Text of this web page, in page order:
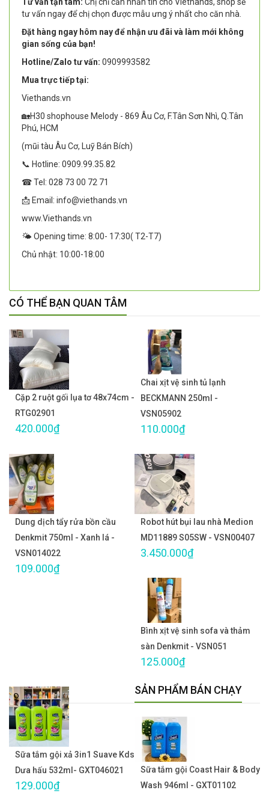
Tư vấn tận tâm: Chị chỉ cần nhắn tin cho Viethands, shop sẽ
tư vấn ngay để chị chọn được mẫu ưng ý nhất cho căn nhà.
Đặt hàng ngay hôm nay để nhận ưu đãi và làm mới không
gian sống của bạn!
Hotline/Zalo tư vấn: 0909993582
Mua trực tiếp tại:
Viethands.vn
🏡H30 shophouse Melody - 869 Âu Cơ, F.Tân Sơn Nhì, Q.Tân
Phú, HCM
(mũi tàu Âu Cơ, Luỹ Bán Bích)
📞 Hotline: 0909.99.35.82
☎ Tel: 028 73 00 72 71
📩 Email: info@viethands.vn
www.Viethands.vn
🌤️ Opening time: 8:00- 17:30( T2-T7)
Chủ nhật: 10:00-18:00
CÓ THỂ BẠN QUAN TÂM
Cặp 2 ruột gối lụa tơ 48x74cm -
RTG02901
420.000₫
Chai xịt vệ sinh tủ lạnh
BECKMANN 250ml -
VSN05902
110.000₫
Dung dịch tẩy rửa bồn cầu
Denkmit 750ml - Xanh lá -
VSN014022
109.000₫
Robot hút bụi lau nhà Medion
MD11889 S05SW - VSN00407
3.450.000₫
Bình xịt vệ sinh sofa và thảm
sàn Denkmit - VSN051
125.000₫
Sữa tắm gội xả 3in1 Suave Kds
Dưa hấu 532ml- GXT046021
129.000₫
SẢN PHẨM BÁN CHẠY
Sữa tắm gội Coast Hair & Body
Wash 946ml - GXT01102